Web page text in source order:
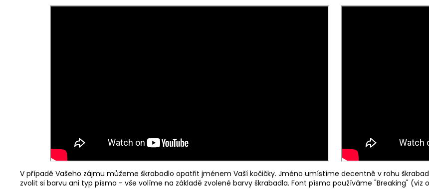
V případě Vašeho zájmu můžeme škrabadlo opatřit jménem Vaší kočičky. Jméno umístíme decentně v rohu
zvolit si barvu ani typ písma - vše volíme na základě zvolené barvy škrabadla. Font písma používáme "Breaking" (viz